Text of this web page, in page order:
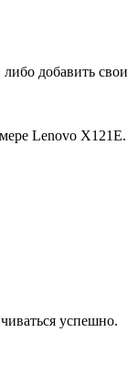
добавить свои
Lenovo X121E.
успешно.